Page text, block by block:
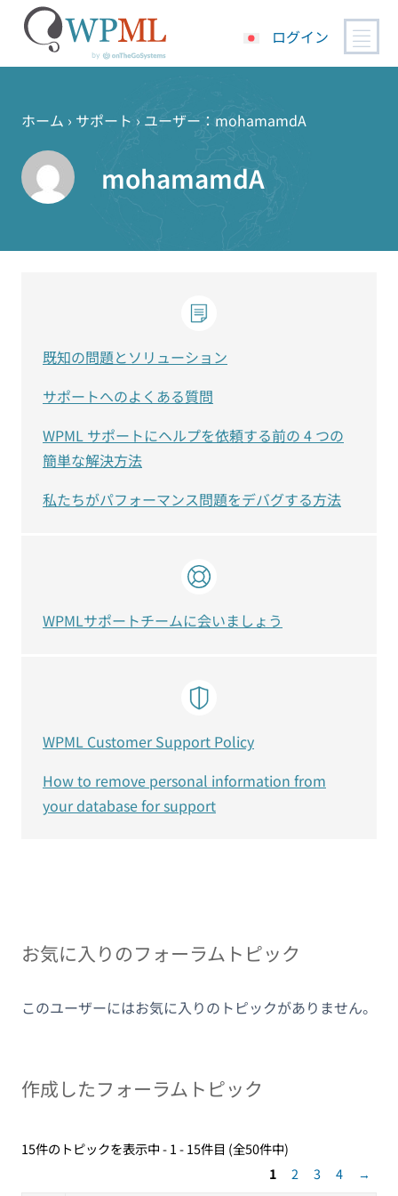
ッ
ログイン
ホーム › サポート › ユーザー：mohamamdA
mohamamdA
お気に入りのフォーラムトピック
このユーザーにはお気に入りのトピックがありません。
作成したフォーラムトピック
15件のトピックを表示中 - 1 - 15件目 (全50件中)
1
2 3 4 →
既知の問題とソリューション
サポートへのよくある質問
WPML サポートにヘルプを依頼する前の 4 つの
簡単な解決方法
私たちがパフォーマンス問題をデバグする方法
WPMLサポートチームに会いましょう
WPML Customer Support Policy
How to remove personal information from
your database for support